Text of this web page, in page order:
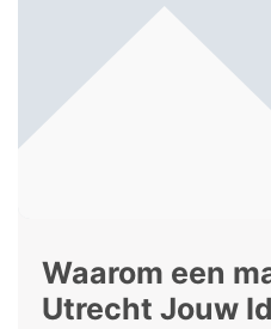
Waarom een
Utrecht Jouw